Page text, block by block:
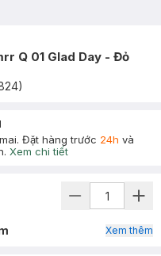
Q 01 Glad Day - Đỏ
)
Đặt hàng trước 24h và
Xem chi tiết
Xem thêm